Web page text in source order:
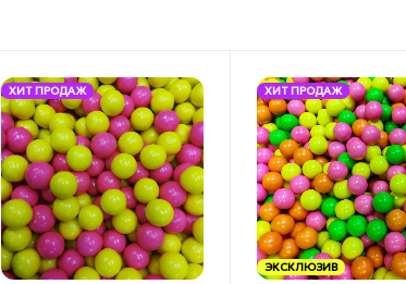
ХИТ ПРОДАЖ ХИТ ПРОДАЖ
ЭКСКЛЮЗИВ